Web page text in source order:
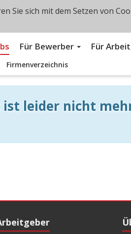
Für Bewerber Für
Firmenverzeichnis
ist leider nicht
Sie sich mit dem Setzen von